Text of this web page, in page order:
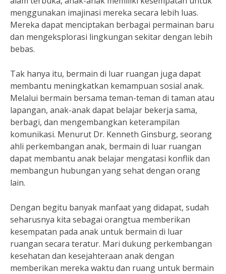
menggunakan imajinasi mereka secara lebih luas.
Mereka dapat menciptakan berbagai permainan baru
dan mengeksplorasi lingkungan sekitar dengan lebih
bebas.
Tak hanya itu, bermain di luar ruangan juga dapat
membantu meningkatkan kemampuan sosial anak.
Melalui bermain bersama teman-teman di taman atau
lapangan, anak-anak dapat belajar bekerja sama,
berbagi, dan mengembangkan keterampilan
komunikasi. Menurut Dr. Kenneth Ginsburg, seorang
ahli perkembangan anak, bermain di luar ruangan
dapat membantu anak belajar mengatasi konflik dan
membangun hubungan yang sehat dengan orang
lain.
Dengan begitu banyak manfaat yang didapat, sudah
seharusnya kita sebagai orangtua memberikan
kesempatan pada anak untuk bermain di luar
ruangan secara teratur. Mari dukung perkembangan
kesehatan dan kesejahteraan anak dengan
memberikan mereka waktu dan ruang untuk bermain